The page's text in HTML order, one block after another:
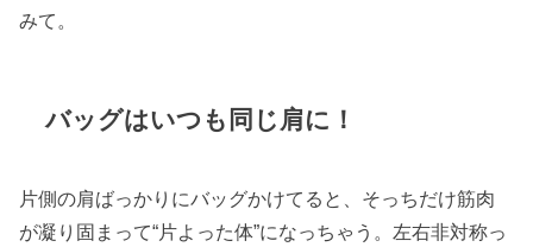
みて。
バッグはいつも同じ肩に！
片側の肩ばっかりにバッグかけてると、そっちだけ筋肉
が凝り固まって“片よった体”になっちゃう。左右非対称っ